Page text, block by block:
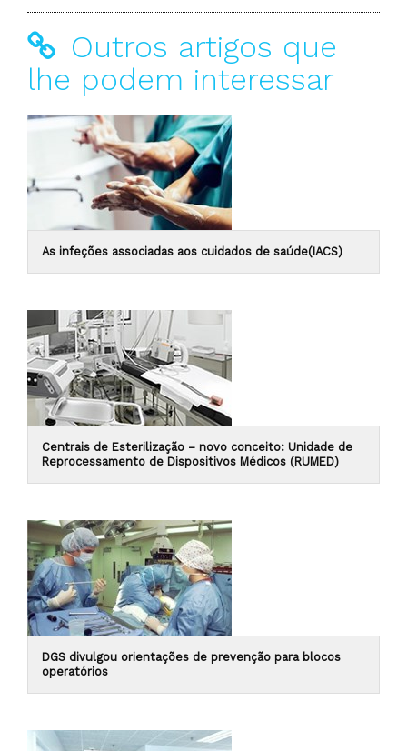
Outros artigos que
lhe podem interessar
As infeções associadas aos cuidados de saúde(IACS)
Centrais de Esterilização – novo conceito: Unidade de
Reprocessamento de Dispositivos Médicos (RUMED)
DGS divulgou orientações de prevenção para blocos
operatórios